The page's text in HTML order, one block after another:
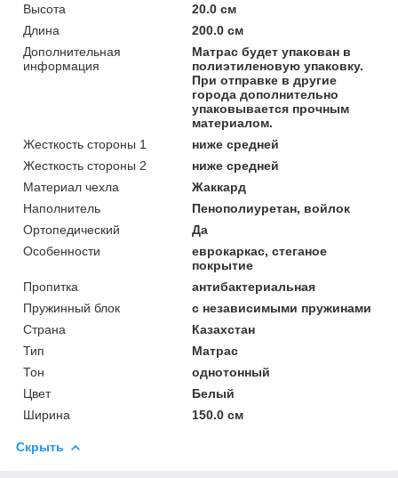
Высота
20.0 см
Длина
200.0 см
Дополнительная
информация
Матрас будет упакован в
полиэтиленовую упаковку.
При отправке в другие
города дополнительно
упаковывается прочным
материалом.
Жесткость стороны 1
ниже средней
Жесткость стороны 2
ниже средней
Материал чехла
Жаккард
Наполнитель
Пенополиуретан, войлок
Ортопедический
Да
Особенности
еврокаркас, стеганое
покрытие
Пропитка
антибактериальная
Пружинный блок
с независимыми пружинами
Страна
Казахстан
Тип
Матрас
Тон
однотонный
Цвет
Белый
Ширина
150.0 см
Скрыть